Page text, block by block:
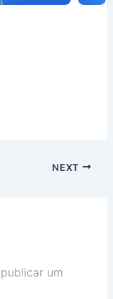
NEXT
um